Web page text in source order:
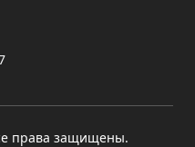
права защищены.